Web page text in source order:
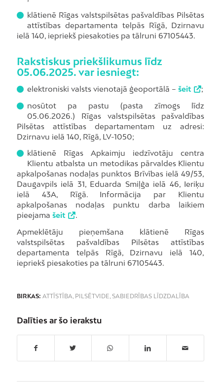
klātienē Rīgas valstspilsētas pašvaldības Pilsētas
attīstības departamenta telpās Rīgā, Dzirnavu
ielā 140, iepriekš piesakoties pa tālruni 67105443.
Rakstiskus priekšlikumus līdz
05.06.2025. var iesniegt:
elektroniski valsts vienotajā ģeoportālā –šeit
;
nosūtot pa pastu (pasta zīmogs līdz
05.06.2026.) Rīgas valstspilsētas pašvaldības
Pilsētas attīstības departamentam uz adresi:
Dzirnavu ielā 140, Rīgā, LV-1050;
klātienē Rīgas Apkaimju iedzīvotāju centra
Klientu atbalsta un metodikas pārvaldes Klientu
apkalpošanas nodaļas punktos Brīvības ielā 49/53,
Daugavpils ielā 31, Eduarda Smiļģa ielā 46, Ieriķu
ielā 43A, Rīgā. Informācija par Klientu
apkalpošanas nodaļas punktu darba laikiem
pieejama šeit
.
Apmeklētāju pieņemšana klātienē Rīgas
valstspilsētas pašvaldības Pilsētas attīstības
departamenta telpās Rīgā, Dzirnavu ielā 140,
iepriekš piesakoties pa tālruni 67105443.
BIRKAS: ATTĪSTĪBA, PILSĒTVIDE, SABIEDRĪBAS LĪDZDALĪBA
Dalīties ar šo ierakstu